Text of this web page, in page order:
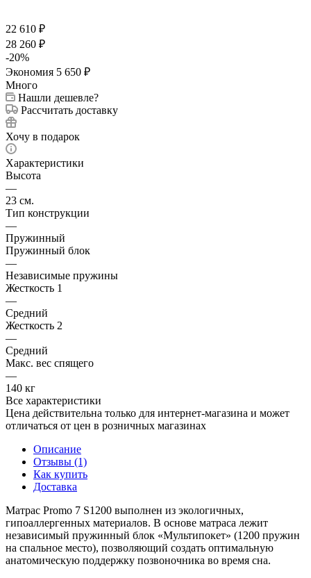
22 610 ₽
28 260 ₽
-20%
Экономия 5 650 ₽
Много
Нашли дешевле?
Рассчитать доставку
Хочу в подарок
Характеристики
Высота
—
23 см.
Тип конструкции
—
Пружинный
Пружинный блок
—
Независимые пружины
Жесткость 1
—
Средний
Жесткость 2
—
Средний
Макс. вес спящего
—
140 кг
Все характеристики
Цена действительна только для интернет-магазина и может
отличаться от цен в розничных магазинах
Описание
Отзывы (1)
Как купить
Доставка
Матрас Promo 7 S1200 выполнен из экологичных,
гипоаллергенных материалов. В основе матраса лежит
независимый пружинный блок «Мультипокет» (1200 пружин
на спальное место), позволяющий создать оптимальную
анатомическую поддержку позвоночника во время сна.